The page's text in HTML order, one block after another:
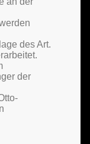
des Art.
der